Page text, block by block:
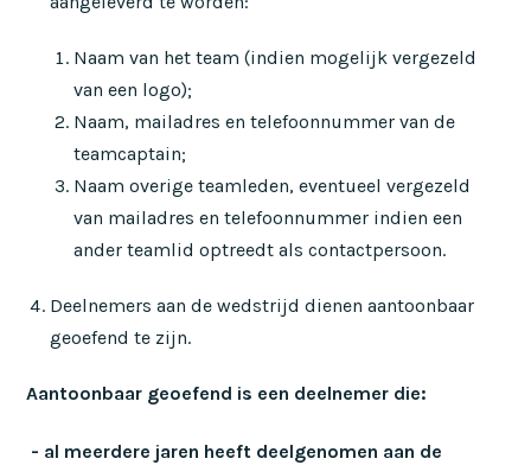
Naam van het team (indien mogelijk vergezeld
van een logo);
Naam, mailadres en telefoonnummer van de
teamcaptain;
Naam overige teamleden, eventueel vergezeld
van mailadres en telefoonnummer indien een
ander teamlid optreedt als contactpersoon.
Deelnemers aan de wedstrijd dienen aantoonbaar
geoefend te zijn.
Aantoonbaar geoefend is een deelnemer die:
- al meerdere jaren heeft deelgenomen aan de